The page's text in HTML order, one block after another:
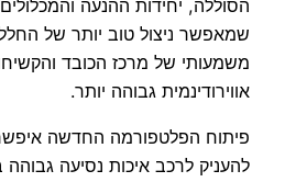
הסוללה, יחידות ההנעה
שמאפשר ניצול טוב יותר של
משמעותי של מרכז הכובד
אווירודינמית גבוהה יותר.
פיתוח הפלטפורמה החדשה
להעניק לרכב איכות נסיעה